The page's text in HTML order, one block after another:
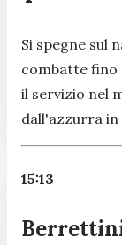
Si spegne sul
combatte fino
il servizio nel
dall'azzurra in
15:13